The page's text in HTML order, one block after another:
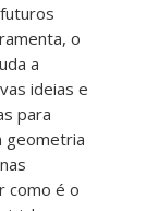
o
a
ideias e
para
geometria
como é o